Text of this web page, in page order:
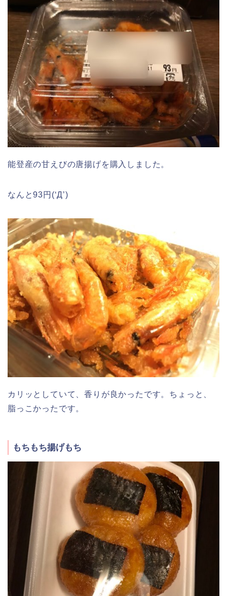
能登産の甘えびの唐揚げを購入しました。
なんと93円(‘Д’)
カリッとしていて、香りが良かったです。ちょっと、
脂っこかったです。
もちもち揚げもち